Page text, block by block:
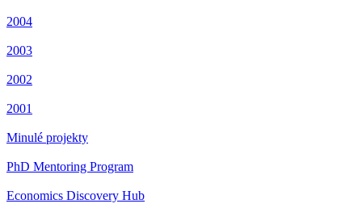
2004
2003
2002
2001
Minulé projekty
PhD Mentoring Program
Economics Discovery Hub